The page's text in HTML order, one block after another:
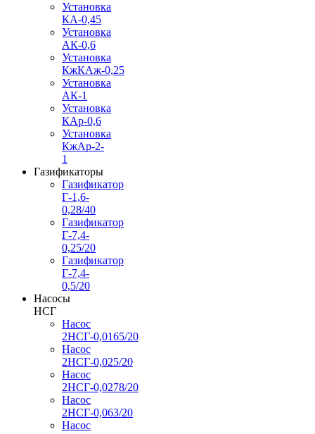
Установка
КА-0,45
Установка
АК-0,6
Установка
КжКАж-0,25
Установка
АК-1
Установка
КАр-0,6
Установка
КжАр-2-
1
Газификаторы
Газификатор
Г-1,6-
0,28/40
Газификатор
Г-7,4-
0,25/20
Газификатор
Г-7,4-
0,5/20
Насосы
НСГ
Насос
2НСГ-0,0165/20
Насос
2НСГ-0,025/20
Насос
2НСГ-0,0278/20
Насос
2НСГ-0,063/20
Насос